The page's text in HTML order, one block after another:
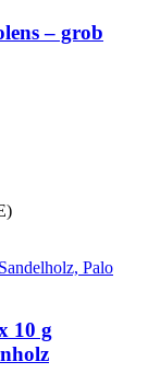
– grob
10 g